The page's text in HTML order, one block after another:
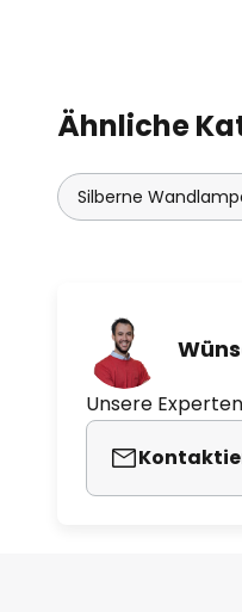
Ähnliche
Silberne
Unsere